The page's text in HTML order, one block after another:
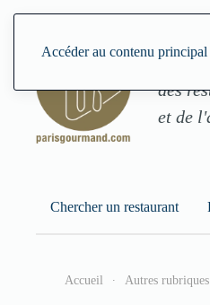
Accéder au contenu principal
des
et de
Chercher un restaurant
Accueil Autres rubriques